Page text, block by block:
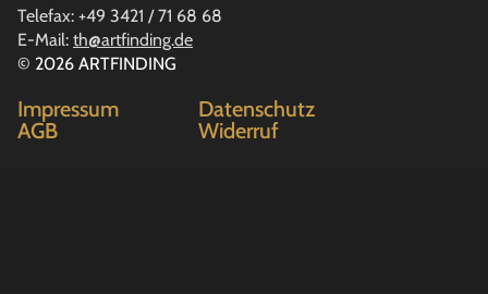
© 2026 ARTFINDING
Impressum
Datenschutz
AGB
Widerruf
Telefax: +49 3421 / 71 68 68
E-Mail: th@artfinding.de